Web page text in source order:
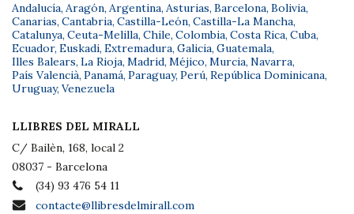
Andalucía, Aragón, Argentina, Asturias, Barcelona, Bolivia,
Canarias, Cantabria, Castilla-León, Castilla-La Mancha,
Catalunya, Ceuta-Melilla, Chile, Colombia, Costa Rica, Cuba,
Ecuador, Euskadi, Extremadura, Galicia, Guatemala,
Illes Balears, La Rioja, Madrid, Méjico, Murcia, Navarra,
País Valencià, Panamá, Paraguay, Perú, República Dominicana,
Uruguay, Venezuela
LLIBRES DEL MIRALL
C/ Bailèn, 168, local 2
08037 - Barcelona
(34) 93 476 54 11
contacte@llibresdelmirall.com